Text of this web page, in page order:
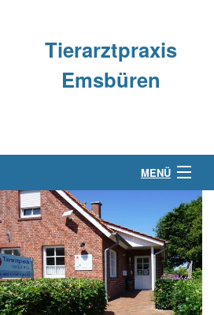
Tierarztpraxis
Emsbüren
MENÜ
Über uns
Kleintierpraxis
Großtierpraxis